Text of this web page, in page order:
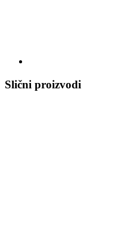
Slični proizvodi